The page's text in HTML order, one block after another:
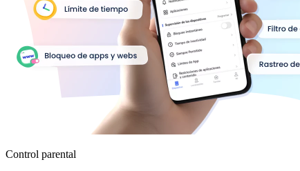
Control parental